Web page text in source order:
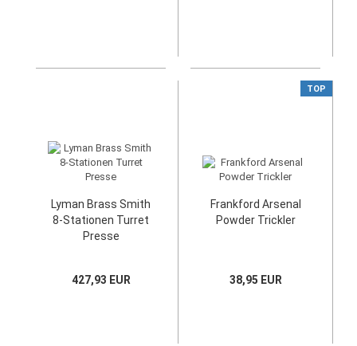
Lyman Brass Smith
8-Stationen Turret
Presse
427,93 EUR
TOP
Frankford Arsenal
Powder Trickler
38,95 EUR